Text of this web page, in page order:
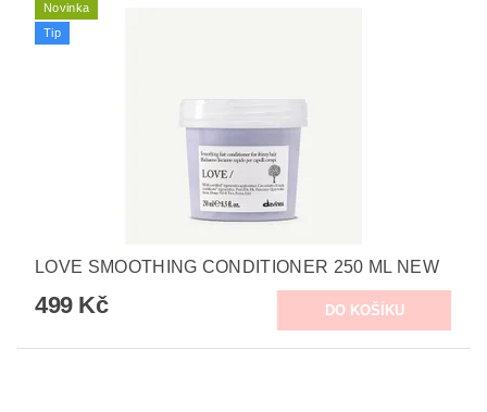
Novinka
Tip
LOVE SMOOTHING CONDITIONER 250 ML NEW
499 Kč